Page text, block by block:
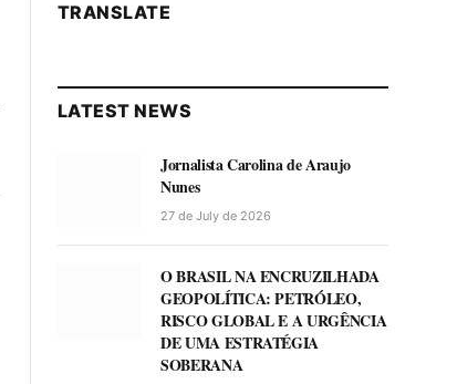
TRANSLATE
LATEST NEWS
Jornalista Carolina de Araujo
Nunes
27 de July de 2026
O BRASIL NA ENCRUZILHADA
GEOPOLÍTICA: PETRÓLEO,
RISCO GLOBAL E A URGÊNCIA
DE UMA ESTRATÉGIA
SOBERANA